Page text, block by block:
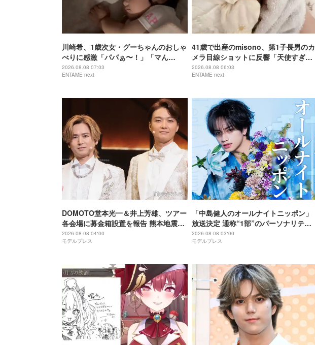
川崎希、1歳次女・グーちゃんのおしゃ
べりに感激「パパぁ〜！」「マん
マ！」
2026.08.08 07:03
ENTAME next
41歳で出産のmisono、第1子長男のカ
メラ目線ショットに反響「天使すぎ
る」
2026.08.08 06:03
ENTAME next
DOMOTO堂本光一＆井上芳雄、ツアー
各会場に募金箱設置を報告 熊本地震受
け「ステージから元気を届けられる形
になれば」
2026.08.08 04:00
モデルプレス
「中島健人のオールナイトニッポン」
放送決定 通称“1部”のパーソナリティ
初担当
2026.08.08 03:00
モデルプレス